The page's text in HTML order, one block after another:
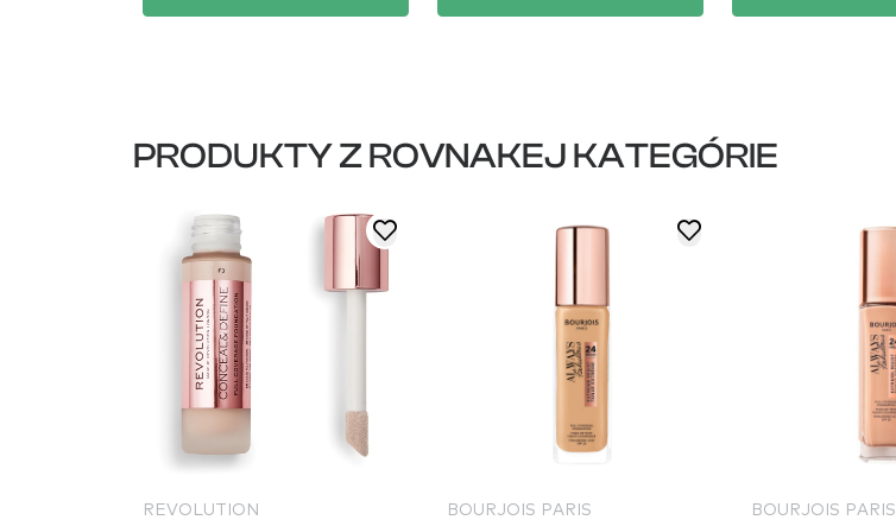
PRODUKTY Z ROVNAKEJ KATEGÓRIE
REVOLUTION BOURJOIS PARIS BOURJOIS PARIS